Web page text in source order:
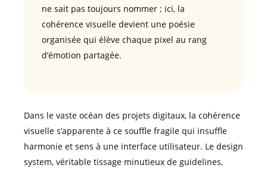
ne sait pas toujours nommer ; ici, la
cohérence visuelle devient une poésie
organisée qui élève chaque pixel au rang
d’émotion partagée.
Dans le vaste océan des projets digitaux, la cohérence
visuelle s’apparente à ce souffle fragile qui insuffle
harmonie et sens à une interface utilisateur. Le design
system, véritable tissage minutieux de guidelines,